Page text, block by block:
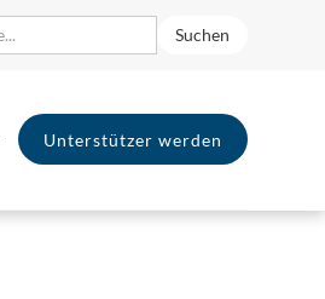
Unterstützer werden